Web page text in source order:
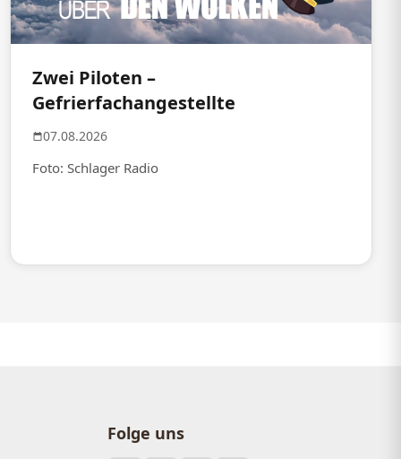
Zwei Piloten –
Gefrierfachangestellte
07.08.2026
Foto: Schlager Radio
Folge uns